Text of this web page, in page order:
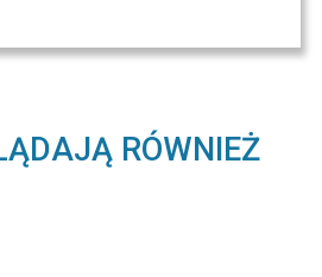
RÓWNIEŻ